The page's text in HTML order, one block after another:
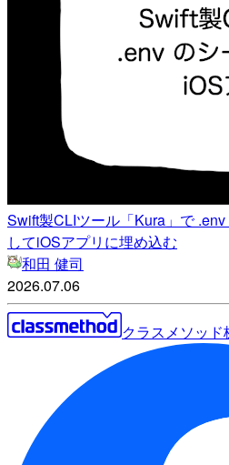
Swift製CLIツール「Kura」で
してiOSアプリに埋め込む
和田 健司
2026.07.06
クラスメソッド